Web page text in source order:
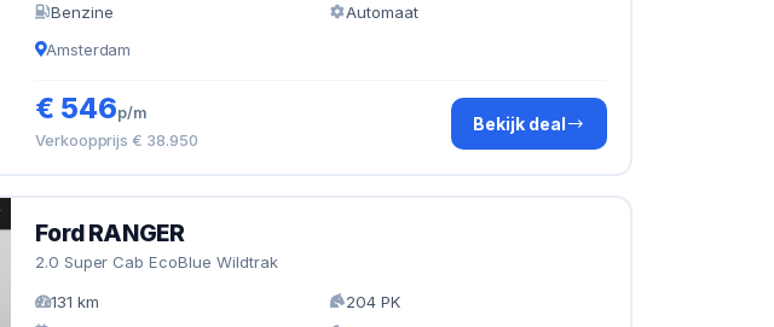
Benzine
Automaat
Amsterdam
€ 546p/m
Verkoopprijs € 38.950
Bekijk deal
Ford RANGER
2.0 Super Cab EcoBlue Wildtrak
131 km
204 PK